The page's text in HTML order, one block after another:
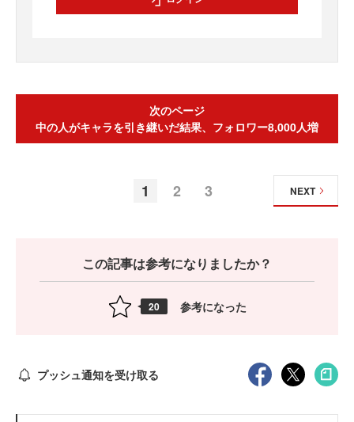
次のページ
中の人がキャラを引き継いだ結果、フォロワー8,000人増
1 2 3 NEXT
この記事は参考になりましたか？
20 参考になった
プッシュ通知を受け取る